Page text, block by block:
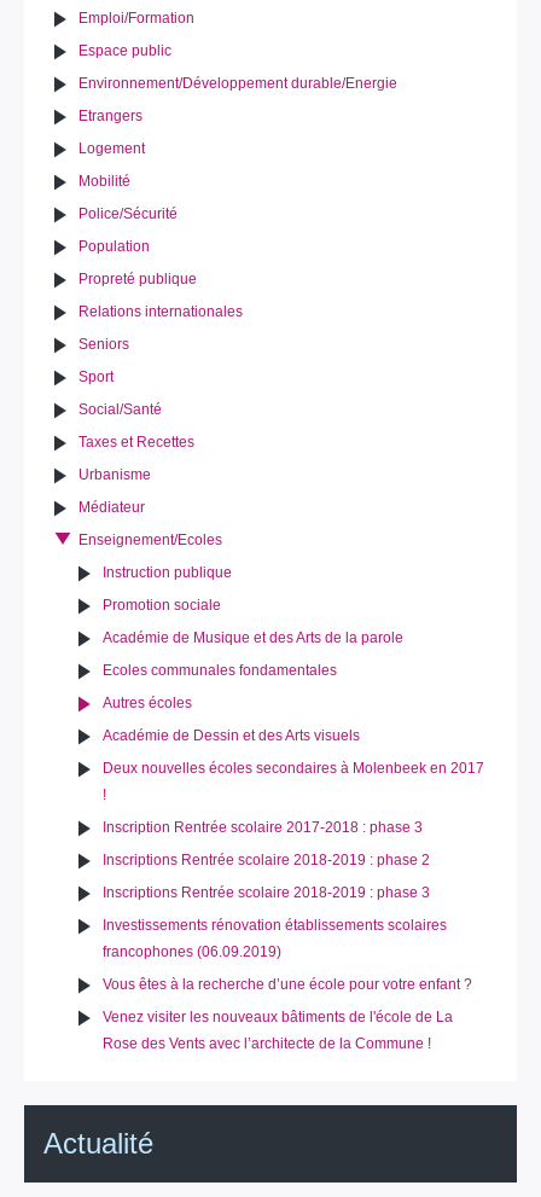
Emploi/Formation
Espace public
Environnement/Développement durable/Energie
Etrangers
Logement
Mobilité
Police/Sécurité
Population
Propreté publique
Relations internationales
Seniors
Sport
Social/Santé
Taxes et Recettes
Urbanisme
Médiateur
Enseignement/Ecoles
Instruction publique
Promotion sociale
Académie de Musique et des Arts de la parole
Ecoles communales fondamentales
Autres écoles
Académie de Dessin et des Arts visuels
Deux nouvelles écoles secondaires à Molenbeek en 2017
!
Inscription Rentrée scolaire 2017-2018 : phase 3
Inscriptions Rentrée scolaire 2018-2019 : phase 2
Inscriptions Rentrée scolaire 2018-2019 : phase 3
Investissements rénovation établissements scolaires
francophones (06.09.2019)
Vous êtes à la recherche d’une école pour votre enfant ?
Venez visiter les nouveaux bâtiments de l'école de La
Rose des Vents avec l’architecte de la Commune !
Actualité